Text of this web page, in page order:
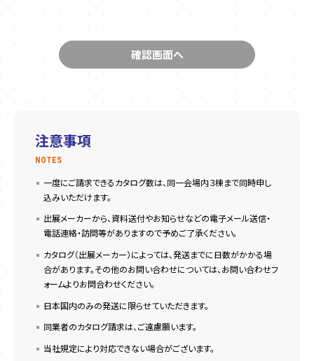
注意事項
NOTES
一度にご請求できるカタログ数は、同一会場内３棟まで同時申し
込みいただけます。
出展メーカーから、資料送付やお知らせなどの電子メール送信・
電話連絡・訪問等がありますので予めご了承ください。
カタログ（出展メーカー）によっては、発送までに日数がかかる場
合があります。その他のお問い合わせについては、お問い合わせフ
ォームよりお問合わせください。
日本国内のみの発送に限らせていただきます。
同業者のカタログ請求は、ご遠慮願います。
当社規定により対応できない場合がございます。